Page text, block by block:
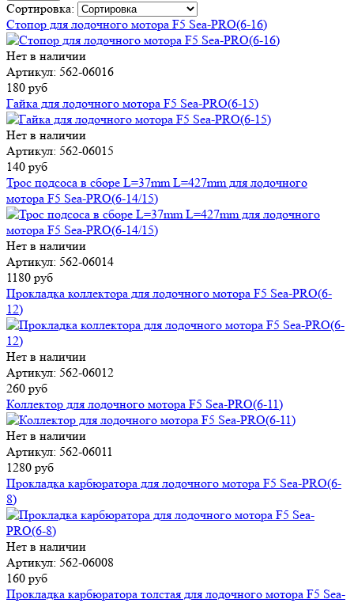
Сортировка:
Стопор для лодочного мотора F5 Sea-PRO(6-16)
Нет в наличии
Артикул: 562-06016
180 руб
Гайка для лодочного мотора F5 Sea-PRO(6-15)
Нет в наличии
Артикул: 562-06015
140 руб
Трос подсоса в сборе L=37mm L=427mm для лодочного
мотора F5 Sea-PRO(6-14/15)
Нет в наличии
Артикул: 562-06014
1180 руб
Прокладка коллектора для лодочного мотора F5 Sea-PRO(6-
12)
Нет в наличии
Артикул: 562-06012
260 руб
Коллектор для лодочного мотора F5 Sea-PRO(6-11)
Нет в наличии
Артикул: 562-06011
1280 руб
Прокладка карбюратора для лодочного мотора F5 Sea-PRO(6-
8)
Нет в наличии
Артикул: 562-06008
160 руб
Прокладка карбюратора толстая для лодочного мотора F5 Sea-